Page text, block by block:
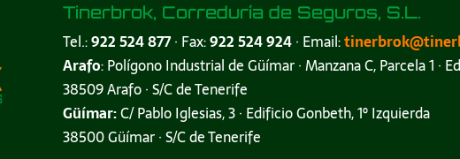
Tinerbrok, Correduría de Seguros, S.L.
Tel.:922 524 877· Fax:922 524 924· Email:
Arafo: Polígono Industrial de Güímar · Manzana C, Parcela 1 ·
38509 Arafo · S/C de Tenerife
Güímar:C/ Pablo Iglesias, 3 · Edificio Gonbeth, 1º Izquierda
38500 Güímar · S/C de Tenerife